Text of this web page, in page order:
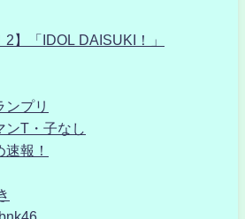
2】「IDOL DAISUKI！」
ンプリ
T・子なし
報！